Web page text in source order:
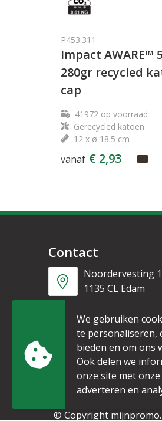
P453.311
Impact AWARE™
280gr recycled
cap
41972op voorraad
Gerecycled katoen
12 x ø 18.5 cm
vanaf € 2,93
Contact
Noordervesting 1
1135 CL Edam
+31 6 53328087
© Copyright
We gebruiken
te personaliseren,
bieden en om ons
Ook delen we
onze site met
adverteren en